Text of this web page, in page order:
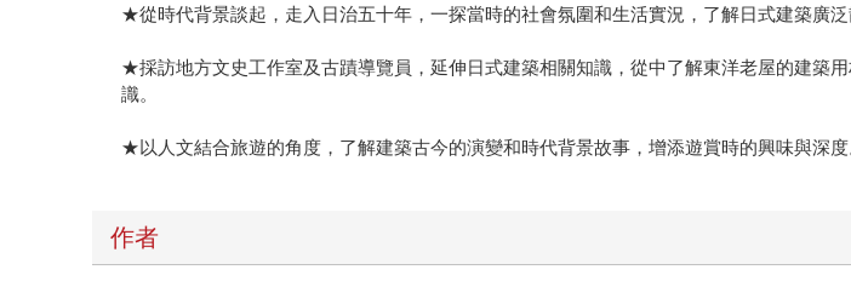
★從時代背景談起，走入日治五十年，一探當時的社會氛圍和生活實況，了解日式建築廣泛
★採訪地方文史工作室及古蹟導覽員，延伸日式建築相關知識，從中了解東洋老屋的建築
識。
★以人文結合旅遊的角度，了解建築古今的演變和時代背景故事，增添遊賞時的興味與深度
作者